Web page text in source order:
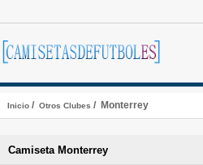
Inicio/ Otros Clubes / Monterrey
Camiseta Monterrey